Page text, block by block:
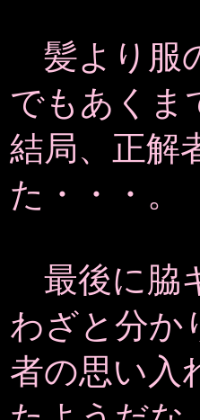
髪より服
でもあくま
結局、正解
た・・・。
最後に脇
わざと分か
者の思い入